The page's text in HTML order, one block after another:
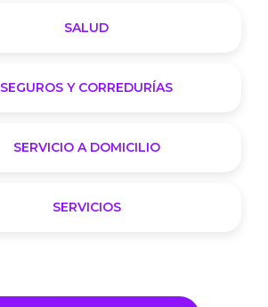
SALUD
SEGUROS Y CORREDURÍAS
SERVICIO A DOMICILIO
SERVICIOS